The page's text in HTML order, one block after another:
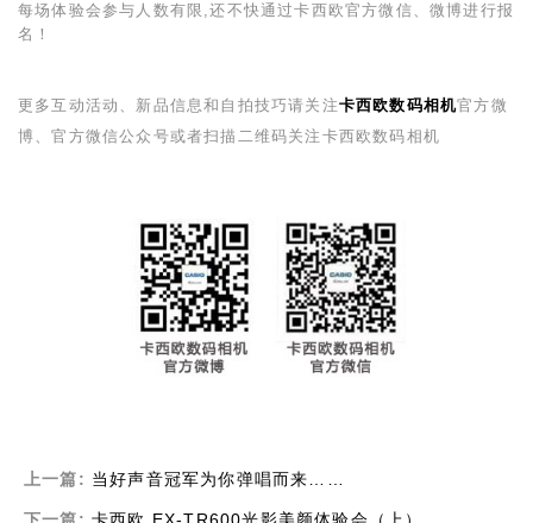
每场体验会参与人数有限,还不快通过卡西欧官方微信、微博进行报
名！
更多互动活动、新品信息和自拍技巧请关注卡西欧数码相机官方微
博、官方微信公众号或者扫描二维码关注卡西欧数码相机
上一篇: 当好声音冠军为你弹唱而来……